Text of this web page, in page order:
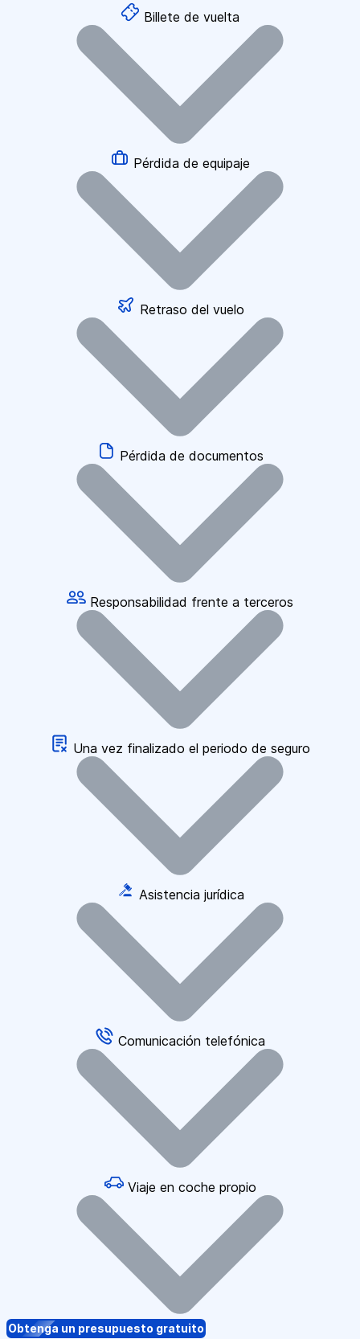
Billete de vuelta
Pérdida de equipaje
Retraso del vuelo
Pérdida de documentos
Responsabilidad frente a terceros
Una vez finalizado el periodo de seguro
Asistencia jurídica
Comunicación telefónica
Viaje en coche propio
Obtenga un presupuesto gratuito